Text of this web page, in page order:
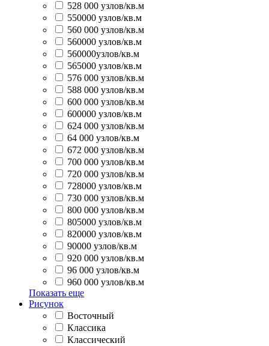
528 000 узлов/кв.м
550000 узлов/кв.м
560 000 узлов/кв.м
560000 узлов/кв.м
560000узлов/кв.м
565000 узлов/кв.м
576 000 узлов/кв.м
588 000 узлов/кв.м
600 000 узлов/кв.м
600000 узлов/кв.м
624 000 узлов/кв.м
64 000 узлов/кв.м
672 000 узлов/кв.м
700 000 узлов/кв.м
720 000 узлов/кв.м
728000 узлов/кв.м
730 000 узлов/кв.м
800 000 узлов/кв.м
805000 узлов/кв.м
820000 узлов/кв.м
90000 узлов/кв.м
920 000 узлов/кв.м
96 000 узлов/кв.м
960 000 узлов/кв.м
Показать еще
Рисунок
Восточный
Классика
Классический